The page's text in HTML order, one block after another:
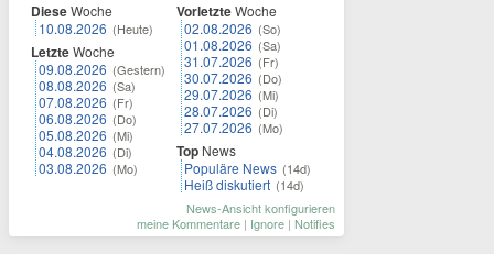
DieseWoche
10.08.2026 (Heute)
LetzteWoche
09.08.2026 (Gestern)
08.08.2026 (Sa)
07.08.2026 (Fr)
06.08.2026 (Do)
05.08.2026 (Mi)
04.08.2026 (Di)
03.08.2026 (Mo)
VorletzteWoche
02.08.2026 (So)
01.08.2026 (Sa)
31.07.2026 (Fr)
30.07.2026 (Do)
29.07.2026 (Mi)
28.07.2026 (Di)
27.07.2026 (Mo)
Top News
Populäre News (14d)
Heiß diskutiert (14d)
News-Ansicht konfigurieren
meine Kommentare | Ignore | Notifies